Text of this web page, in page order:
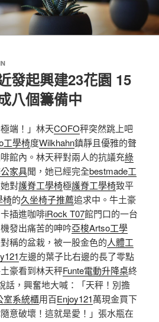
發起興建23花園 15
八個籌備中
端！」林天COFO秤突然跳上吧
工學椅度Wilkhahn鎮靜且優雅的聲
館內。林天秤對兩人的抗議充綠
家具聞，她已經完全bestmade工
對護脊工學椅極護脊工學椅致平
椅的久坐椅子推薦追求中。牛土豪
插進咖啡iRock T07館門口的一台
發出痛苦的呻吟亞梭Artso工學
稱的盆栽，被一股金色的人體工
左邊的葉子比右邊的長了零點
豪看到林天秤Funte電動升降桌終
話，興奮地大喊：「天秤！別擔
室系統櫃用百Enjoy121萬現金買下
意破壞！這就是愛！」張水瓶在